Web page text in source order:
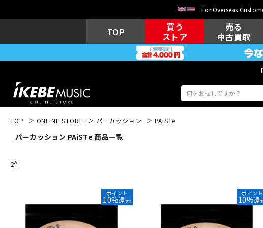
For Overseas
TOP
買う
ストア
売る
中古買取
エレキギター
キーボード
TOP ONLINE STORE パーカッション PAiSTe
パーカッション PAiSTe 商品一覧
2件
ポイント
10%還元
ポイント
10%還